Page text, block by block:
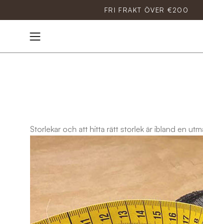
till
FRI FRAKT ÖVER €200
Öppna
navigationsmenyn
Storlekar och att hitta rätt storlek är ibland en